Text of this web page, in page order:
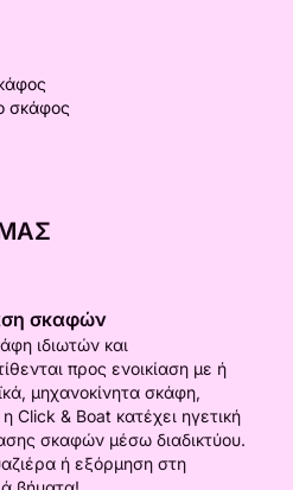
σκάφος
σκαφών
ιδιωτών και
προς ενοικίαση με ή
μηχανοκίνητα σκάφη,
Click & Boat κατέχει ηγετική
σκαφών μέσω διαδικτύου.
ή εξόρμηση στη